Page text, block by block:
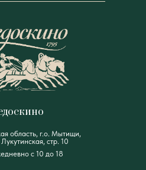
область, г.о. Мытищи,
стр. 10
с 10 до 18